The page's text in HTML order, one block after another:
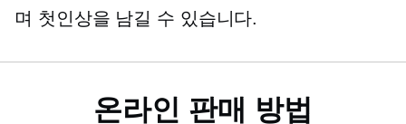
며 첫인상을 남길 수 있습니다.
온라인 판매 방법